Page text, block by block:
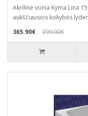
Akrilinė vonia Kyma Lina
aukščiausios kokybės
365.90€
399.90€